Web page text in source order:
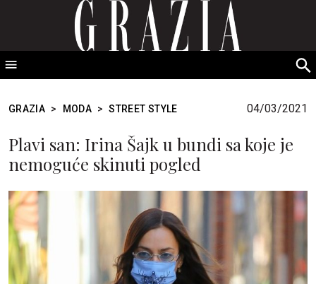
GRAZIA Srbija
GRAZIA > MODA > STREET STYLE 04/03/2021
Plavi san: Irina Šajk u bundi sa koje je
nemoguće skinuti pogled